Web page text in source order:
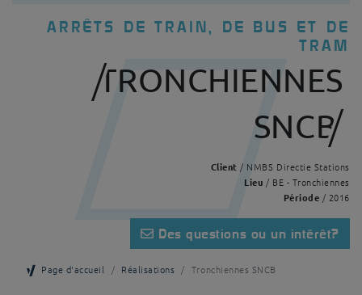
ARRÊTS DE TRAIN, DE BUS ET DE
TRAM
TRONCHIENNES
SNCB
Client / NMBS Directie Stations
Lieu / BE - Tronchiennes
Période / 2016
Des questions ou un intérêt?
Page d'accueil Réalisations Tronchiennes SNCB